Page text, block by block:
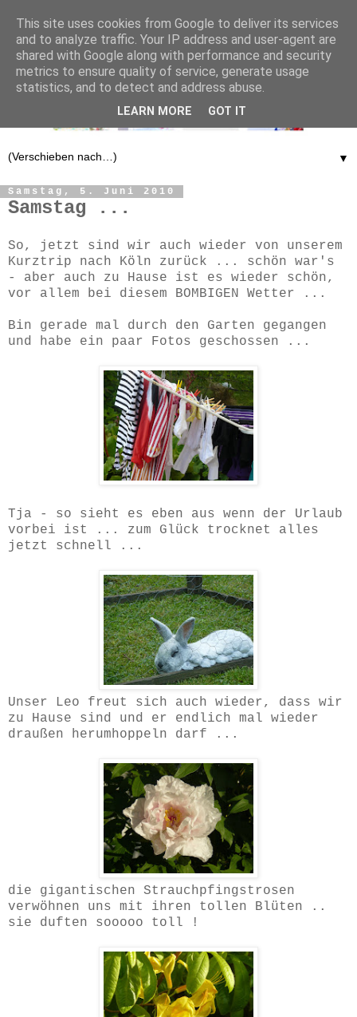
▼
Samstag, 5. Juni 2010
Samstag ...
So, jetzt sind wir auch wieder von unserem
Kurztrip nach Köln zurück ... schön war's
- aber auch zu Hause ist es wieder schön,
vor allem bei diesem BOMBIGEN Wetter ...
Bin gerade mal durch den Garten gegangen
und habe ein paar Fotos geschossen ...
Tja - so sieht es eben aus wenn der Urlaub
vorbei ist ... zum Glück trocknet alles
jetzt schnell ...
Unser Leo freut sich auch wieder, dass wir
zu Hause sind und er endlich mal wieder
draußen herumhoppeln darf ...
die gigantischen Strauchpfingstrosen
verwöhnen uns mit ihren tollen Blüten ..
sie duften sooooo toll !
This site uses cookies from Google to deliver its services
and to analyze traffic. Your IP address and user-agent are
shared with Google along with performance and security
metrics to ensure quality of service, generate usage
statistics, and to detect and address abuse.
LEARN MORE GOT IT